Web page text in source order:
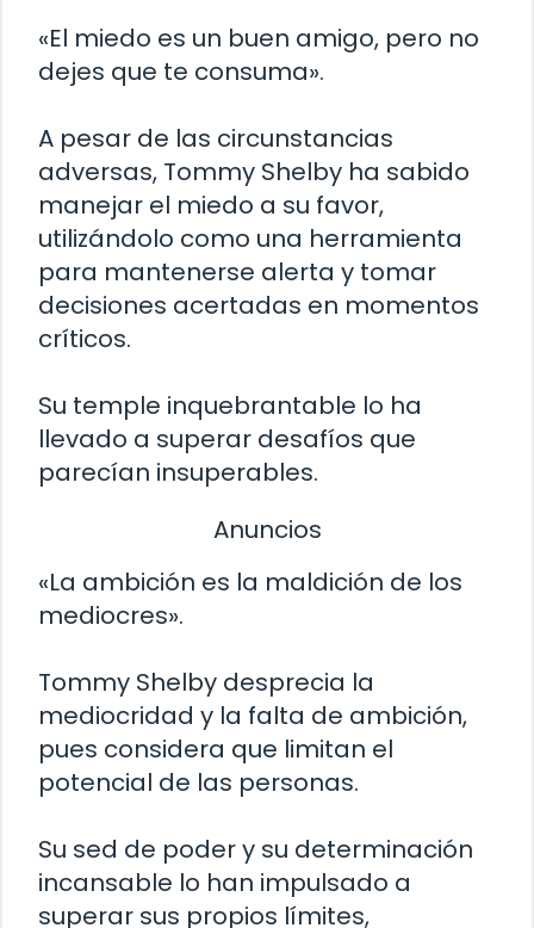
«El miedo es un buen amigo, pero no
dejes que te consuma».
A pesar de las circunstancias
adversas, Tommy Shelby ha sabido
manejar el miedo a su favor,
utilizándolo como una herramienta
para mantenerse alerta y tomar
decisiones acertadas en momentos
críticos.
Su temple inquebrantable lo ha
llevado a superar desafíos que
parecían insuperables.
Anuncios
«La ambición es la maldición de los
mediocres».
Tommy Shelby desprecia la
mediocridad y la falta de ambición,
pues considera que limitan el
potencial de las personas.
Su sed de poder y su determinación
incansable lo han impulsado a
superar sus propios límites,